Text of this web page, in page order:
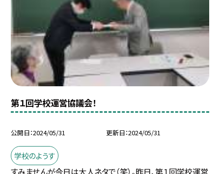
第１回学校運営協議会！
公開日 2024/05/31 更新日 2024/05/31
学校のようす
すみませんが今日は大人ネタで（笑）。昨日、第１回学校運営